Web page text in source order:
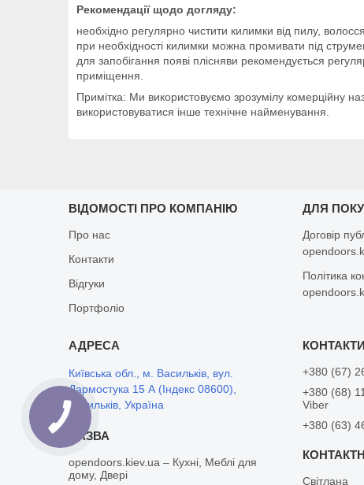
Рекомендації щодо догляду:
необхідно регулярно чистити килимки від пилу,
при необхідності килимки можна промивати під
для запобігання появі плісняви рекомендується
приміщення.
Примітка: Ми використовуємо зрозумілу комерційну
використовуватися інше технічне найменування.
ВІДОМОСТІ ПРО КОМПАНІЮ
Про нас
Контакти
Відгуки
Портфоліо
ДЛЯ
Договір
Політика
Київська обл., м. Васильків, вул.
Дармостука 15 А (Індекс 08600),
Васильків, Україна
opendoors.kiev.ua – Кухні, Меблі для
дому, Двері
+380 (67)
+380 (68)
Viber
+380 (63)
Світлана